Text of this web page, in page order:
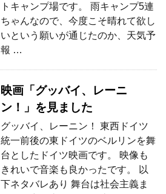
トキャンプ場です。 雨キャンプ5連
ちゃんなので、今度こそ晴れて欲し
いという願いが通じたのか、天気予
報 …
映画「グッバイ、レーニ
ン！」を見ました
グッバイ、レーニン！ 東西ドイツ
統一前後の東ドイツのベルリンを舞
台としたドイツ映画です。 映像も
きれいで音楽も良かったです。 以
下ネタバレあり 舞台は社会主義ま